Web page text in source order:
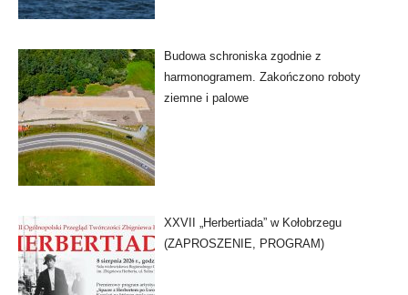
Budowa schroniska zgodnie z
harmonogramem. Zakończono roboty
ziemne i palowe
XXVII „Herbertiada” w Kołobrzegu
(ZAPROSZENIE, PROGRAM)